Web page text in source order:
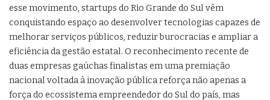
esse movimento, startups do Rio Grande do Sul vêm
conquistando espaço ao desenvolver tecnologias capazes de
melhorar serviços públicos, reduzir burocracias e ampliar a
eficiência da gestão estatal. O reconhecimento recente de
duas empresas gaúchas finalistas em uma premiação
nacional voltada à inovação pública reforça não apenas a
força do ecossistema empreendedor do Sul do país, mas